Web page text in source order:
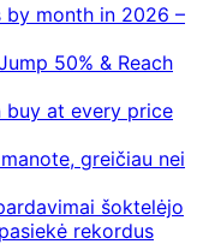
by month in 2026 –
50% & Reach
buy at every price
greičiau nei
šoktelėjo
rekordus